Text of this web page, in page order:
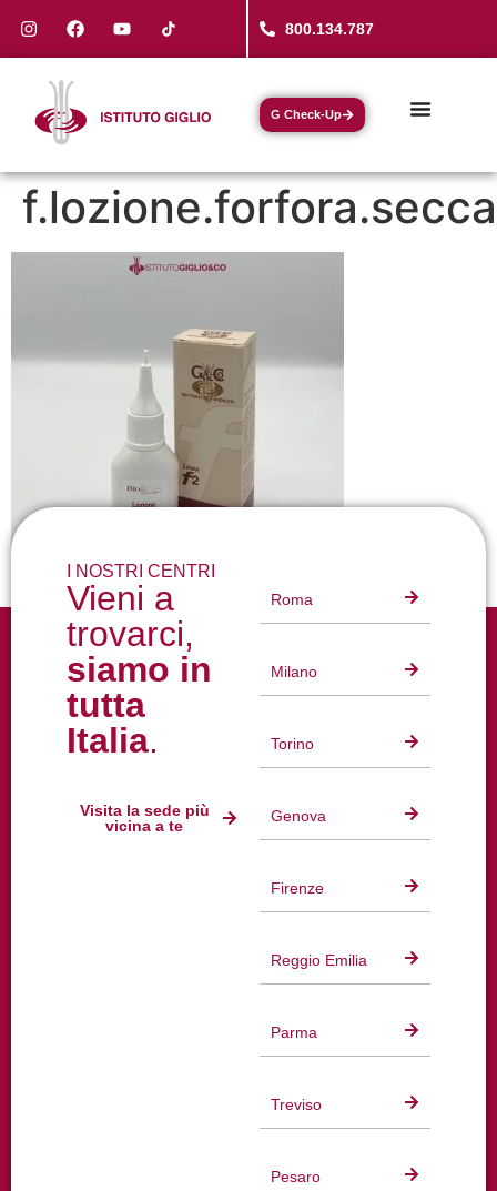
800.134.787
G Check-Up
I NOSTRI CENTRI
Vieni a
trovarci,
siamo in
tutta
Italia.
Visita la sede più
vicina a te
Roma
Milano
Torino
Genova
Firenze
Reggio Emilia
Parma
Treviso
Pesaro